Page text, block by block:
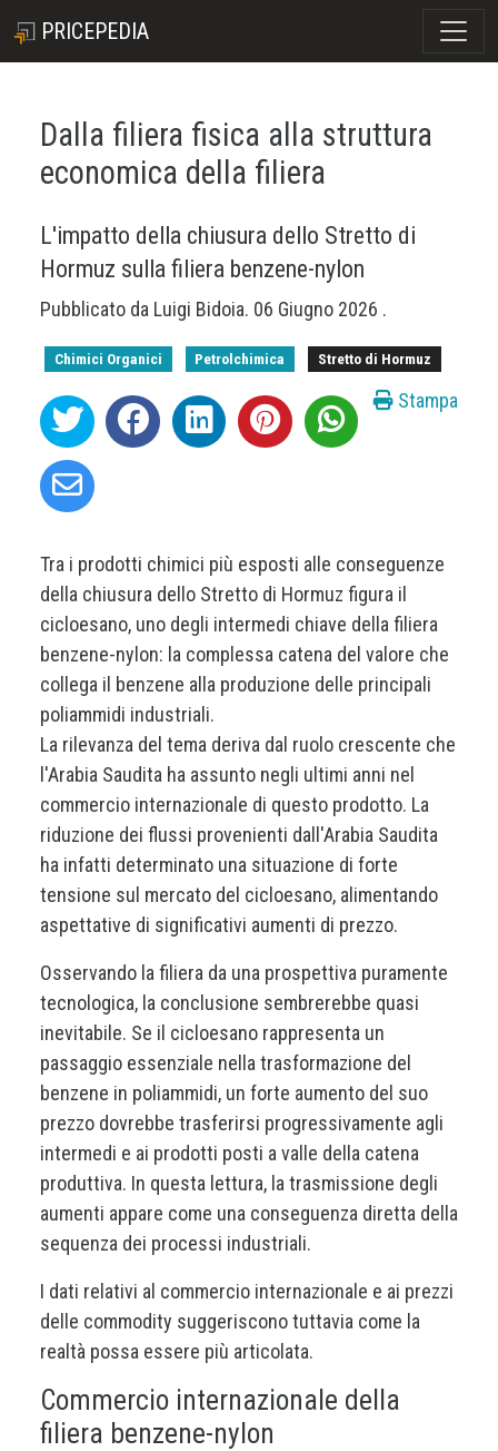
PRICEPEDIA
Dalla filiera fisica alla struttura
economica della filiera
L'impatto della chiusura dello Stretto di
Hormuz sulla filiera benzene-nylon
Pubblicato da Luigi Bidoia. 06 Giugno 2026 .
Chimici Organici Petrolchimica Stretto di Hormuz
Stampa
Tra i prodotti chimici più esposti alle conseguenze
della chiusura dello Stretto di Hormuz figura il
cicloesano, uno degli intermedi chiave della filiera
benzene-nylon: la complessa catena del valore che
collega il benzene alla produzione delle principali
poliammidi industriali.
La rilevanza del tema deriva dal ruolo crescente che
l'Arabia Saudita ha assunto negli ultimi anni nel
commercio internazionale di questo prodotto. La
riduzione dei flussi provenienti dall'Arabia Saudita
ha infatti determinato una situazione di forte
tensione sul mercato del cicloesano, alimentando
aspettative di significativi aumenti di prezzo.
Osservando la filiera da una prospettiva puramente
tecnologica, la conclusione sembrerebbe quasi
inevitabile. Se il cicloesano rappresenta un
passaggio essenziale nella trasformazione del
benzene in poliammidi, un forte aumento del suo
prezzo dovrebbe trasferirsi progressivamente agli
intermedi e ai prodotti posti a valle della catena
produttiva. In questa lettura, la trasmissione degli
aumenti appare come una conseguenza diretta della
sequenza dei processi industriali.
I dati relativi al commercio internazionale e ai prezzi
delle commodity suggeriscono tuttavia come la
realtà possa essere più articolata.
Commercio internazionale della
filiera benzene-nylon